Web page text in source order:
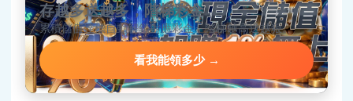
存越多送越多，階梯彩金
累積儲值達標自動解鎖對應彩金，階梯越高送越狠。
看我能領多少 →